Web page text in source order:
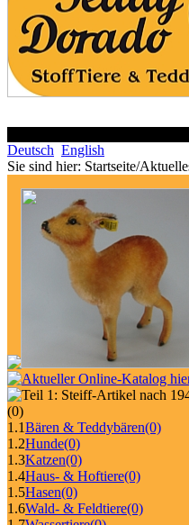
Deutsch English
Sie sind hier: Startseite/
(0)
1.1Bären & Teddybären(0)
1.2Hunde(0)
1.3Katzen(0)
1.4Haus- & Hoftiere(0)
1.5Hasen(0)
1.6Wald- & Feldtiere(0)